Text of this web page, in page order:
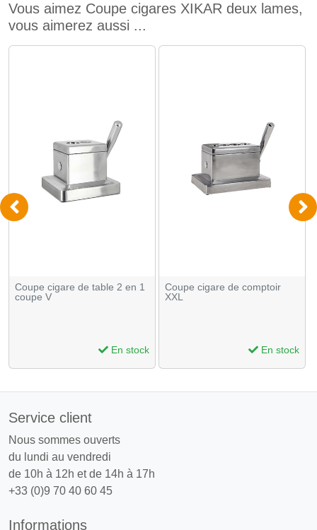
Vous aimez Coupe cigares XIKAR deux lames,
vous aimerez aussi ...
Coupe cigare de table 2 en 1
coupe V
En stock
Coupe cigare de comptoir
XXL
En stock
Service client
Nous sommes ouverts
du lundi au vendredi
de 10h à 12h et de 14h à 17h
+33 (0)9 70 40 60 45
Informations